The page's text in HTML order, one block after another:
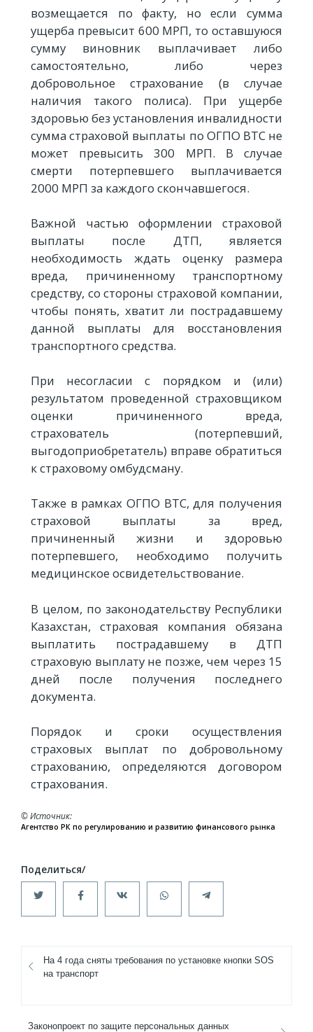
возмещается по факту, но если сумма
ущерба превысит 600 МРП, то оставшуюся
сумму виновник выплачивает либо
самостоятельно, либо через
добровольное страхование (в случае
наличия такого полиса). При ущербе
здоровью без установления инвалидности
сумма страховой выплаты по ОГПО ВТС не
может превысить 300 МРП. В случае
смерти потерпевшего выплачивается
2000 МРП за каждого скончавшегося.
Важной частью оформлении страховой
выплаты после ДТП, является
необходимость ждать оценку размера
вреда, причиненному транспортному
средству, со стороны страховой компании,
чтобы понять, хватит ли пострадавшему
данной выплаты для восстановления
транспортного средства.
При несогласии с порядком и (или)
результатом проведенной страховщиком
оценки причиненного вреда,
страхователь (потерпевший,
выгодоприобретатель) вправе обратиться
к страховому омбудсману.
Также в рамках ОГПО ВТС, для получения
страховой выплаты за вред,
причиненный жизни и здоровью
потерпевшего, необходимо получить
медицинское освидетельствование.
В целом, по законодательству Республики
Казахстан, страховая компания обязана
выплатить пострадавшему в ДТП
страховую выплату не позже, чем через 15
дней после получения последнего
документа.
Порядок и сроки осуществления
страховых выплат по добровольному
страхованию, определяются договором
страхования.
© Источник
Агентство РК по регулированию и развитию финансового рынка
На 4 года сняты требования по установке кнопки SOS
на транспорт
Законопроект по защите персональных данных